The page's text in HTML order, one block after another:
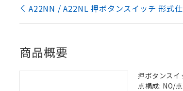
A22NN / A22NL 押ボタンスイッチ 形式
商品概要
押ボタンス
点構成: NO/